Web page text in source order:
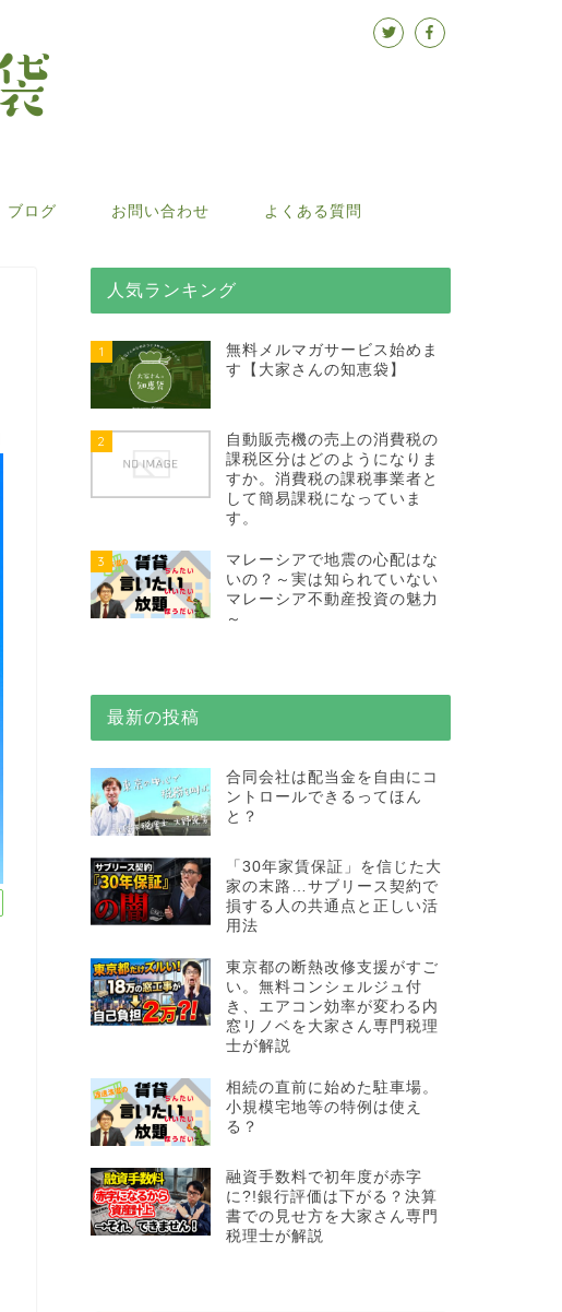
ブログ お問い合わせ よくある質問
人気ランキング
1
無料メルマガサービス始めま
す【大家さんの知恵袋】
2
自動販売機の売上の消費税の
課税区分はどのようになりま
すか。消費税の課税事業者と
して簡易課税になっていま
す。
3
マレーシアで地震の心配はな
いの？～実は知られていない
マレーシア不動産投資の魅力
～
最新の投稿
合同会社は配当金を自由にコ
ントロールできるってほん
と？
「30年家賃保証」を信じた大
家の末路…サブリース契約で
損する人の共通点と正しい活
用法
東京都の断熱改修支援がすご
い。無料コンシェルジュ付
き、エアコン効率が変わる内
窓リノベを大家さん専門税理
士が解説
相続の直前に始めた駐車場。
小規模宅地等の特例は使え
る？
融資手数料で初年度が赤字
に?!銀行評価は下がる？決算
書での見せ方を大家さん専門
税理士が解説